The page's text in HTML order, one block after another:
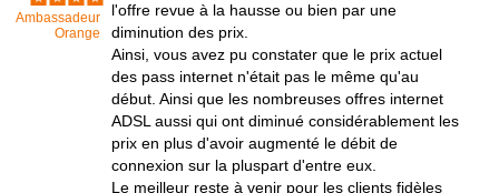
Ambassadeur
Orange
l'offre revue à la hausse ou bien par une
diminution des prix.
Ainsi, vous avez pu constater que le prix actuel
des pass internet n'était pas le même qu'au
début. Ainsi que les nombreuses offres internet
ADSL aussi qui ont diminué considérablement les
prix en plus d'avoir augmenté le débit de
connexion sur la pluspart d'entre eux.
Le meilleur reste à venir pour les clients fidèles